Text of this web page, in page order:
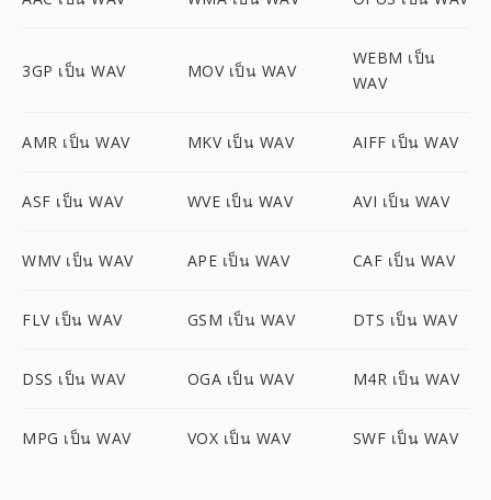
3GP เป็น WAV MOV เป็น WAV
WEBM เป็น
WAV
AMR เป็น WAV MKV เป็น WAV AIFF เป็น WAV
ASF เป็น WAV WVE เป็น WAV AVI เป็น WAV
WMV เป็น WAV APE เป็น WAV CAF เป็น WAV
FLV เป็น WAV GSM เป็น WAV DTS เป็น WAV
DSS เป็น WAV OGA เป็น WAV M4R เป็น WAV
MPG เป็น WAV VOX เป็น WAV SWF เป็น WAV